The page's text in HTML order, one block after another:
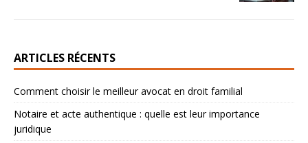
ARTICLES RÉCENTS
Comment choisir le meilleur avocat en droit familial
Notaire et acte authentique : quelle est leur importance
juridique